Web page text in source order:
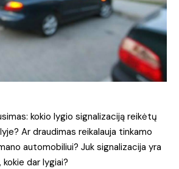
kokio lygio signalizaciją reikėtų
Ar draudimas reikalauja tinkamo
automobiliui? Juk signalizacija yra
dar lygiai?